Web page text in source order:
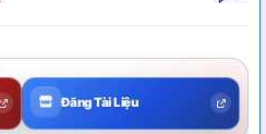
Đăng Tài Liệu